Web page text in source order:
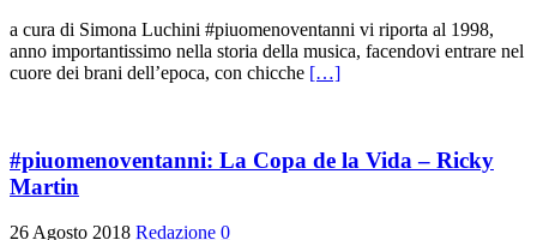
a cura di Simona Luchini #piuomenoventanni vi riporta al 1998,
anno importantissimo nella storia della musica, facendovi entrare nel
cuore dei brani dell’epoca, con chicche […]
#piuomenoventanni: La Copa de la Vida – Ricky
Martin
26 Agosto 2018 Redazione 0